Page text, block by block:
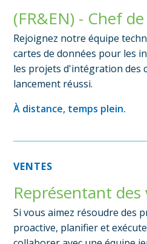
(FR&EN) - Chef
Rejoignez notre équipe
cartes de données pour les
les projets d'intégration des
lancement réussi.
À distance, temps plein.
VENTES
Représentant
Si vous aimez résoudre des
proactive, planifier et